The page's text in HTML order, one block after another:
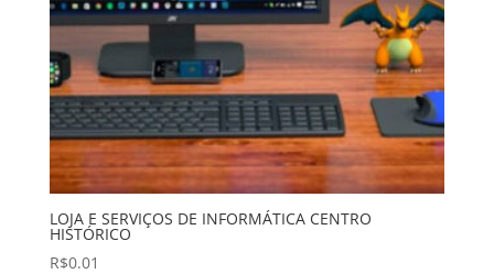
LOJA E SERVIÇOS DE INFORMÁTICA CENTRO
HISTÓRICO
R$0.01